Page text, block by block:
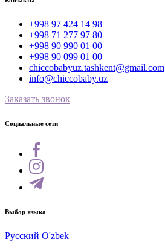
+998 97 424 14 98
+998 71 277 97 80
+998 90 990 01 00
+998 90 099 01 00
chiccobabyuz.tashkent@gmail.com
info@chiccobaby.uz
Заказать звонок
Социальные сети
Выбор языка
Русский O'zbek